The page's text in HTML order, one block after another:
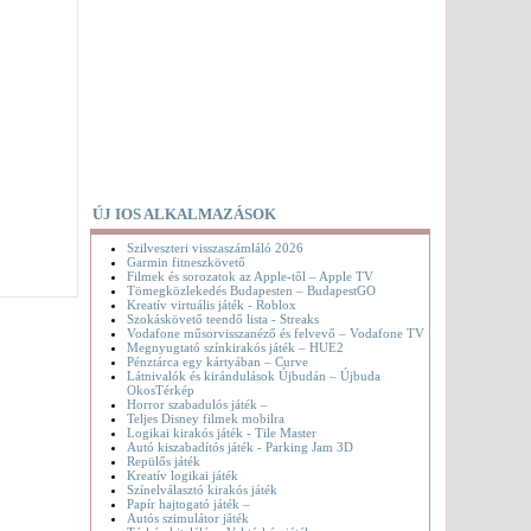
ÚJ IOS ALKALMAZÁSOK
Szilveszteri visszaszámláló 2026
Garmin fitneszkövető
Filmek és sorozatok az Apple-től – Apple TV
Tömegközlekedés Budapesten – BudapestGO
Kreatív virtuális játék - Roblox
Szokáskövető teendő lista - Streaks
Vodafone műsorvisszanéző és felvevő – Vodafone TV
Megnyugtató színkirakós játék – HUE2
Pénztárca egy kártyában – Curve
Látnivalók és kirándulások Újbudán – Újbuda
OkosTérkép
Horror szabadulós játék –
Teljes Disney filmek mobilra
Logikai kirakós játék - Tile Master
Autó kiszabadítós játék - Parking Jam 3D
Repülős játék
Kreatív logikai játék
Színelválasztó kirakós játék
Papír hajtogató játék –
Autós szimulátor játék